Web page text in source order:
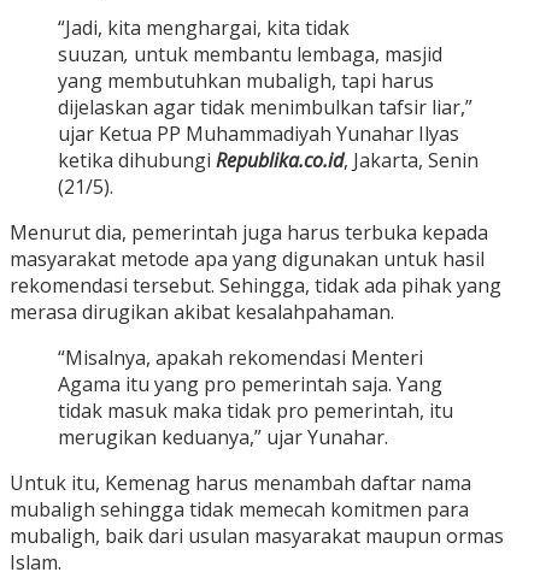
“Jadi, kita menghargai, kita tidak
suuzan, untuk membantu lembaga, masjid
yang membutuhkan mubaligh, tapi harus
dijelaskan agar tidak menimbulkan tafsir liar,”
ujar Ketua PP Muhammadiyah Yunahar Ilyas
ketika dihubungi Republika.co.id, Jakarta, Senin
(21/5).
Menurut dia, pemerintah juga harus terbuka kepada
masyarakat metode apa yang digunakan untuk hasil
rekomendasi tersebut. Sehingga, tidak ada pihak yang
merasa dirugikan akibat kesalahpahaman.
“Misalnya, apakah rekomendasi Menteri
Agama itu yang pro pemerintah saja. Yang
tidak masuk maka tidak pro pemerintah, itu
merugikan keduanya,” ujar Yunahar.
Untuk itu, Kemenag harus menambah daftar nama
mubaligh sehingga tidak memecah komitmen para
mubaligh, baik dari usulan masyarakat maupun ormas
Islam.